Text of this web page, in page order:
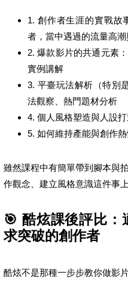
1. 創作者生涯的實戰故
者，當中遇過的流量高潮
2. 爆款影片的共通元素
實例講解
3. 平臺玩法解析（特別
法觀察、熱門題材分析
4. 個人風格塑造與人設
5. 如何維持產能與創作
雖然課程中有簡單帶到腳本與
作觀念、建立風格意識這件事上
🎯 酷炫課後評比：
求突破的創作者
酷炫不是那種一步步教你做影